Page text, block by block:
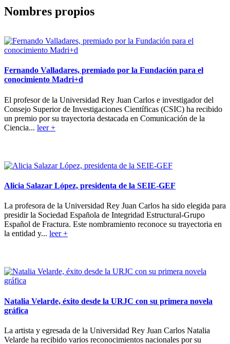
Nombres propios
Fernando Valladares, premiado por la Fundación para el
conocimiento Madri+d
El profesor de la Universidad Rey Juan Carlos e investigador del
Consejo Superior de Investigaciones Científicas (CSIC) ha recibido
un premio por su trayectoria destacada en Comunicación de la
Ciencia... leer +
Alicia Salazar López, presidenta de la SEIE-GEF
La profesora de la Universidad Rey Juan Carlos ha sido elegida para
presidir la Sociedad Española de Integridad Estructural-Grupo
Español de Fractura. Este nombramiento reconoce su trayectoria en
la entidad y... leer +
Natalia Velarde, éxito desde la URJC con su primera novela
gráfica
La artista y egresada de la Universidad Rey Juan Carlos Natalia
Velarde ha recibido varios reconocimientos nacionales por su